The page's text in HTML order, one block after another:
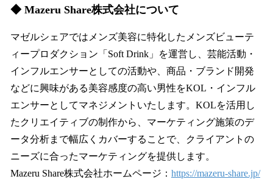
◆ Mazeru Share株式会社について
マゼルシェアではメンズ美容に特化したメンズビューテ
ィープロダクション「Soft Drink」を運営し、芸能活動・
インフルエンサーとしての活動や、商品・ブランド開発
などに興味がある美容感度の高い男性をKOL・インフル
エンサーとしてマネジメントいたします。KOLを活用し
たクリエイティブの制作から、マーケティング施策のデ
ータ分析まで幅広くカバーすることで、クライアントの
ニーズに合ったマーケティングを提供します。
Mazeru Share株式会社ホームページ： https://mazeru-share.jp/